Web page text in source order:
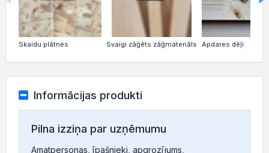
Skaidu plātnes Svaigi zāģēts zāģmateriāls Apdares dēļi
Informācijas produkti
Pilna izziņa par uzņēmumu
Amatpersonas, īpašnieki, apgrozījums,